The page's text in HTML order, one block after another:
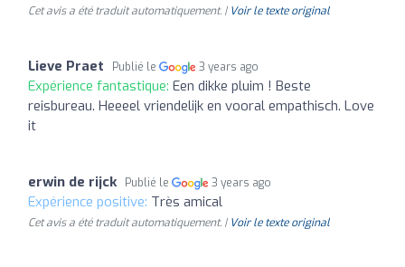
Cet avis a été traduit automatiquement. | Voir le texte original
Lieve Praet Publié le 3 years ago
Expérience fantastique: Een dikke pluim ! Beste
reisbureau. Heeeel vriendelijk en vooral empathisch. Love
it
erwin de rijck Publié le 3 years ago
Expérience positive: Très amical
Cet avis a été traduit automatiquement. | Voir le texte original